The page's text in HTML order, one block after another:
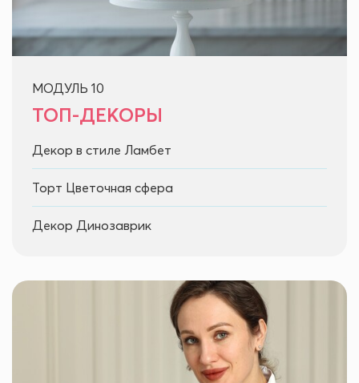
МОДУЛЬ 10
ТОП-ДЕКОРЫ
Декор в стиле Ламбет
Торт Цветочная сфера
Декор Динозаврик